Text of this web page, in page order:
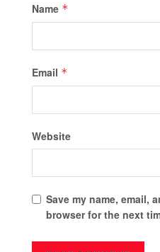
Name *
Email *
Website
Save my name, email,
browser for the next